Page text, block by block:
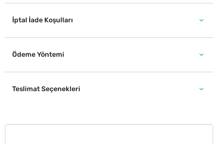
İptal İade Koşulları
Ödeme Yöntemi
Teslimat Seçenekleri